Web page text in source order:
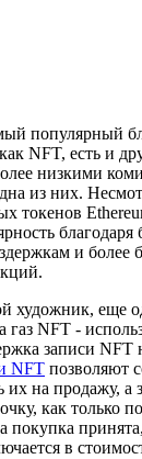
популярный
NFT, есть и
низкими
из них.
токенов
благодаря
и более
художник, еще
газ NFT -
записи NFT
NFT позволяют
на продажу, а
как только
покупка принята,
в